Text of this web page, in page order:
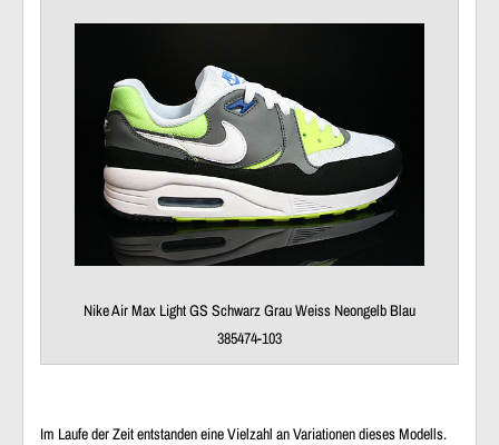
Nike Air Max Light GS Schwarz Grau Weiss Neongelb Blau
385474-103
Im Laufe der Zeit entstanden eine Vielzahl an Variationen dieses Modells.